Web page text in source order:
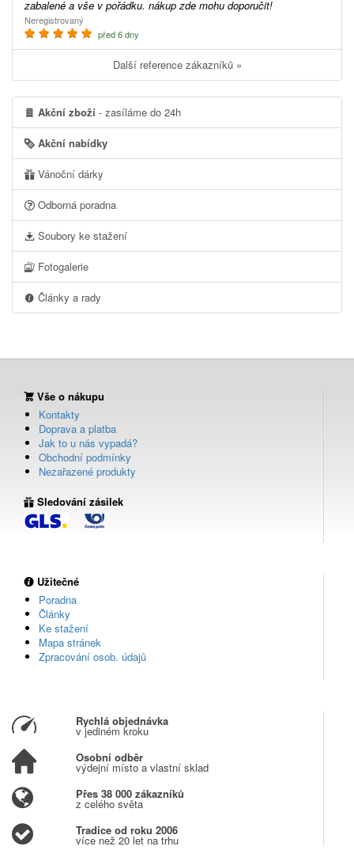
zabalené a vše v pořádku. nákup zde mohu doporučit!
Neregistrovaný
před 6 dny
Další reference zákazníků »
Akční zboží - zasíláme do 24h
Akční nabídky
Vánoční dárky
Odborná poradna
Soubory ke stažení
Fotogalerie
Články a rady
Vše o nákupu
Kontakty
Doprava a platba
Jak to u nás vypadá?
Obchodní podmínky
Nezařazené produkty
Sledování zásilek
Užitečné
Poradna
Články
Ke stažení
Mapa stránek
Zpracování osob. údajů
Rychlá objednávka
v jediném kroku
Osobní odběr
výdejní místo a vlastní sklad
Přes 38 000 zákazníků
z celého světa
Tradice od roku 2006
více než 20 let na trhu